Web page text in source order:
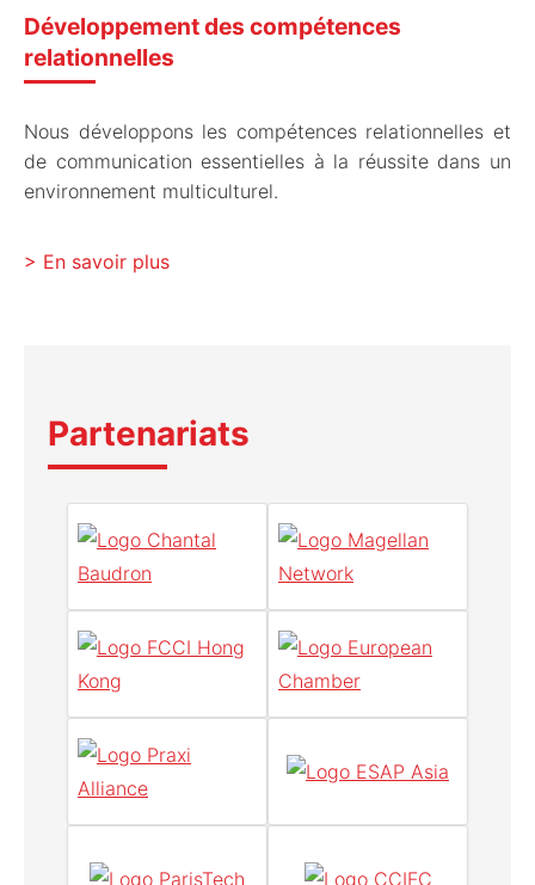
Développement des compétences
relationnelles
Nous développons les compétences relationnelles et
de communication essentielles à la réussite dans un
environnement multiculturel.
En savoir plus
Partenariats